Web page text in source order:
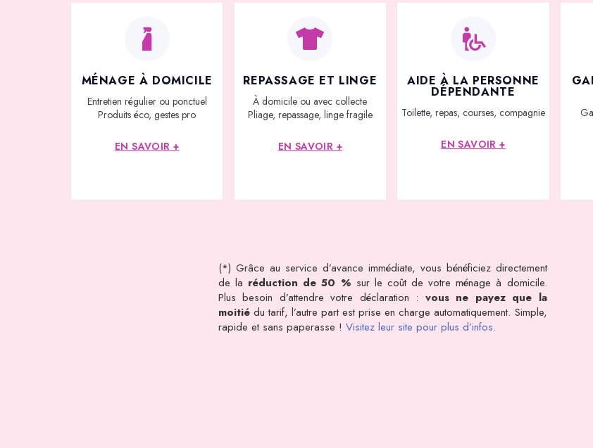
MÉNAGE À DOMICILE
Entretien régulier ou ponctuel
Produits éco, gestes pro
EN SAVOIR +
REPASSAGE ET LINGE
À domicile ou avec collecte
Pliage, repassage, linge fragile
EN SAVOIR +
AIDE À LA PERSONNE
DÉPENDANTE
Toilette, repas, courses, compagnie
EN SAVOIR +
(*) Grâce au service d’avance immédiate, vous bénéficiez directement
de la réduction de 50 % sur le coût de votre ménage à domicile.
Plus besoin d’attendre votre déclaration : vous ne payez que la
moitié du tarif, l’autre part est prise en charge automatiquement. Simple,
rapide et sans paperasse ! Visitez leur site pour plus d’infos.